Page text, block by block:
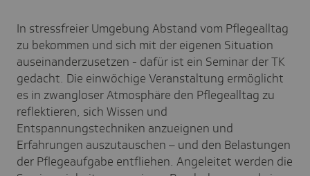
In stressfreier Umgebung Abstand vom Pflegealltag
zu bekommen und sich mit der eigenen Situation
auseinanderzusetzen - dafür ist ein Seminar der TK
gedacht. Die einwöchige Veranstaltung ermöglicht
es in zwangloser Atmosphäre den Pflegealltag zu
reflektieren, sich Wissen und
Entspannungstechniken anzueignen und
Erfahrungen auszutauschen – und den Belastungen
der Pflegeaufgabe entfliehen. Angeleitet werden die